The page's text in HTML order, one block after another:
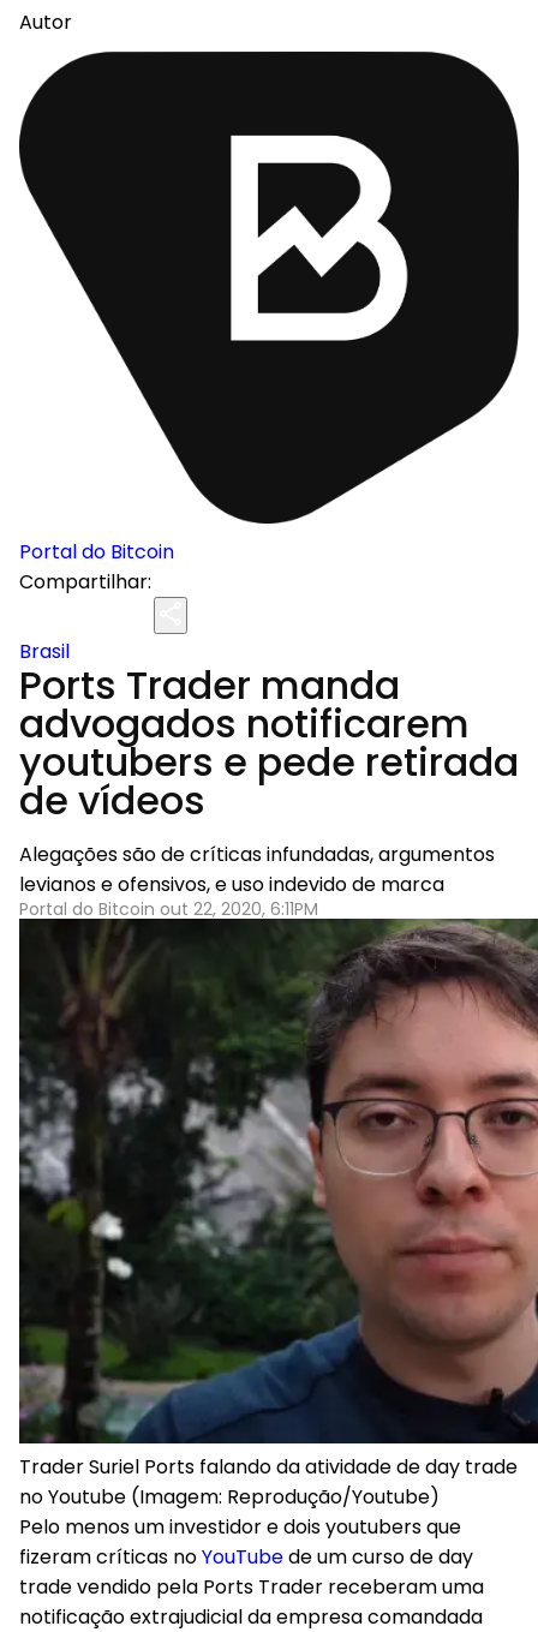
Autor
Portal do Bitcoin
Compartilhar:
Brasil
Ports Trader manda
advogados notificarem
youtubers e pede retirada
de vídeos
Alegações são de críticas infundadas, argumentos
levianos e ofensivos, e uso indevido de marca
Portal do Bitcoin out 22, 2020, 6:11PM
Trader Suriel Ports falando da atividade de day trade
no Youtube (Imagem: Reprodução/Youtube)
Pelo menos um investidor e dois youtubers que
fizeram críticas noYouTubede um curso de day
trade vendido pela Ports Trader receberam uma
notificação extrajudicial da empresa comandada